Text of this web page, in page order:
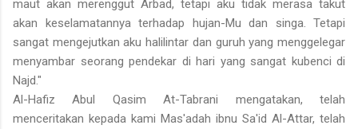
maut akan merenggut Arbad, tetapi aku tidak merasa takut
akan keselamatannya terhadap hujan-Mu dan singa. Tetapi
sangat mengejutkan aku halilintar dan guruh yang menggelegar
menyambar seorang pendekar di hari yang sangat kubenci di
Najd."
Al-Hafiz Abul Qasim At-Tabrani mengatakan, telah
menceritakan kepada kami Mas'adah ibnu Sa'id Al-Attar, telah